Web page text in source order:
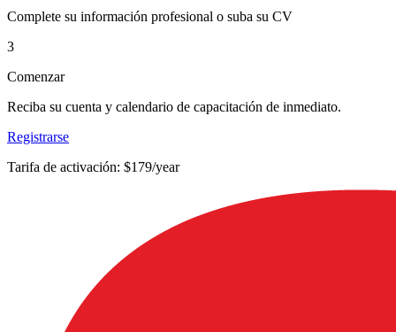
Complete su información profesional o suba su CV
3
Comenzar
Reciba su cuenta y calendario de capacitación de inmediato.
Registrarse
Tarifa de activación: $179/year